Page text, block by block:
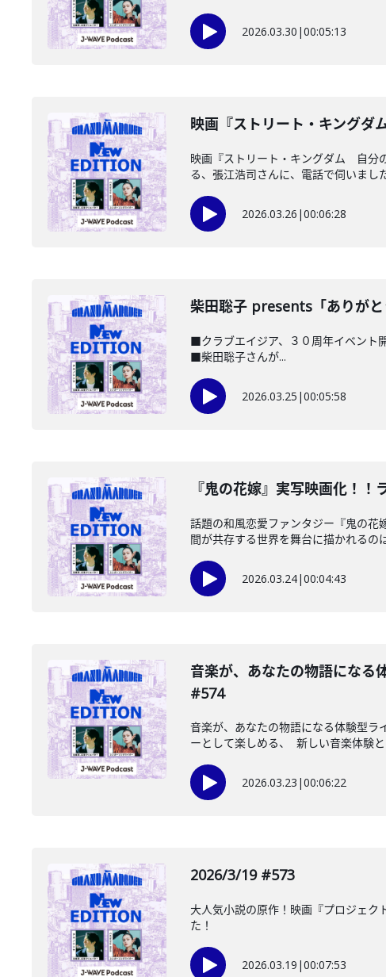
2026.03.30 |00:05:13
映画『ストリート・キング
映画『ストリート・キングダム 自分
る、張江浩司さんに、電話で伺いまし
2026.03.26 |00:06:28
柴田聡子 presents「ありが
■クラブエイジア、３０周年イベント
■柴田聡子さんが...
2026.03.25 |00:05:58
『鬼の花嫁』実写映画化！
話題の和風恋愛ファンタジー『鬼の花
間が共存する世界を舞台に描かれるの
2026.03.24|00:04:43
音楽が、あなたの物語になる
#574
音楽が、あなたの物語になる体験型ラ
ーとして楽しめる、 新しい音楽体験と
2026.03.23 |00:06:22
2026/3/19 #573
大人気小説の原作！映画『プロジェ
た！
2026.03.19 |00:07:53